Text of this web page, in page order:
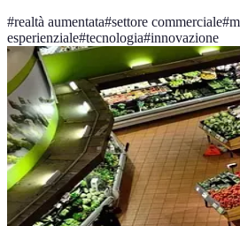
#realtà aumentata#settore commerciale#
esperienziale#tecnologia#innovazione